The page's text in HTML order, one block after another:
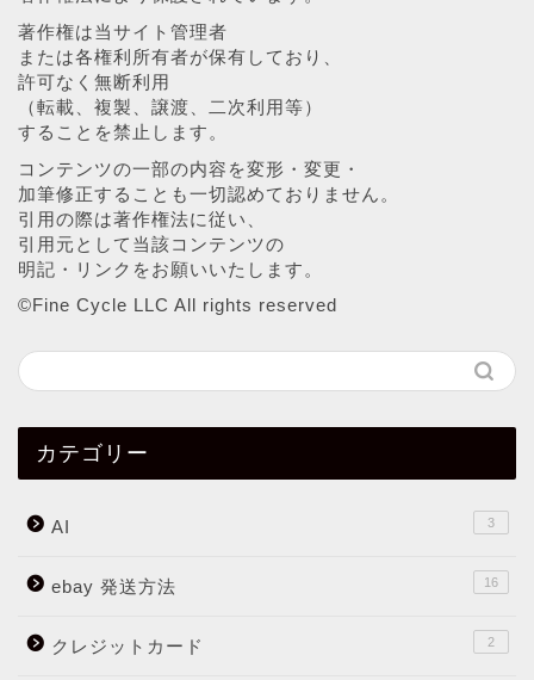
著作権は当サイト管理者
または各権利所有者が保有しており、
許可なく無断利用
（転載、複製、譲渡、二次利用等）
することを禁止します。
コンテンツの一部の内容を変形・変更・
加筆修正することも一切認めておりません。
引用の際は著作権法に従い、
引用元として当該コンテンツの
明記・リンクをお願いいたします。
©︎Fine Cycle LLC All rights reserved
カテゴリー
AI 3
ebay 発送方法 16
クレジットカード 2